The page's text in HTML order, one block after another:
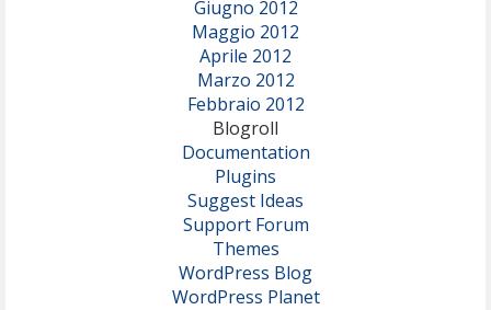
Giugno 2012
Maggio 2012
Aprile 2012
Marzo 2012
Febbraio 2012
Blogroll
Documentation
Plugins
Suggest Ideas
Support Forum
Themes
WordPress Blog
WordPress Planet